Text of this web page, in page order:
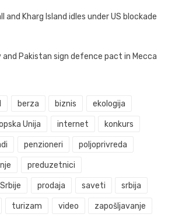
and Kharg Island idles under US blockade
and Pakistan sign defence pact in Mecca
berza biznis ekologija
Unija internet konkurs
penzioneri poljoprivreda
preduzetnici
prodaja saveti srbija
turizam video zapošljavanje